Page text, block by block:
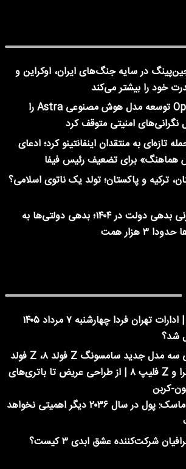
در سایه جنگ‌های ایران، اوکراین و
خود را بیشتر می‌کند
OpenAI توسعه مدل هوش مصنوعی Astra را
نگرانی‌های امنیتی متوقف کرد
تازه‌ای به منتقدان اینفانتینو کرد؛ ادعای
هماهنگ» برای تضعیف رئیس فیفا
ترکیه و پاکستان؛ تولد یک ناتوی اسلامی؟
رکوردزنی بدهی دولت در ۱۴۰۴؛ بدهی دولتی‌ها به
۳ هزار همت
فوری | ادارات تهران فردا چهارشنبه ۷ مرداد ۱۴۰۵
شد؟
معرفی سه مدل جدید سامسونگ Z فولد ۸، Z فولد
۸ اولترا و Z فلیپ ۸ | از طراحی عریض تا باتری‌های
کربن
ایلان ماسک: پول در سال ۲۰۳۶ دیگر اهمیتی نخواهد
شرکت‌کننده عشق ابدی ۳ کیست؟